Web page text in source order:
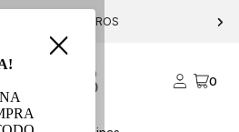
10% OFF NA PRIMEIRA COMPRA COM O
0